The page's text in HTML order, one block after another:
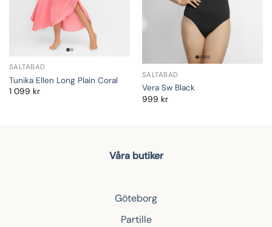
SALTABAD
Tunika Ellen Long Plain Coral
1 099 kr
SALTABAD
Vera Sw Black
999 kr
Våra butiker
Göteborg
Partille